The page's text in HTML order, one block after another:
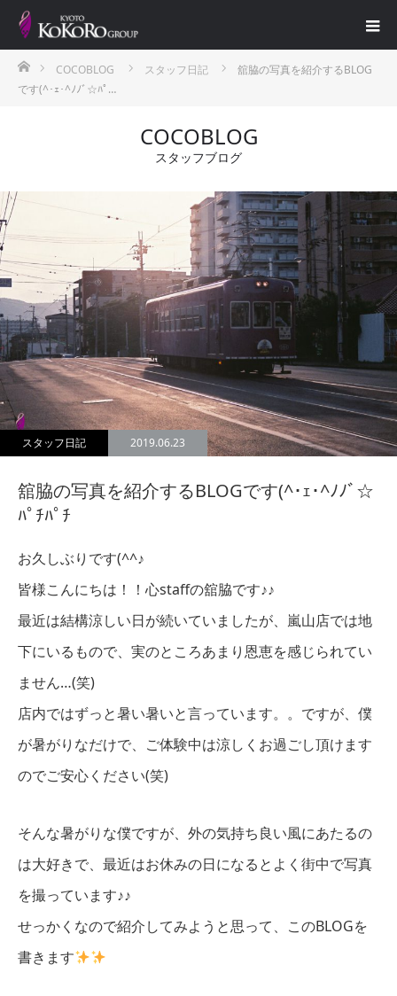
ホームCOCOBLOG スタッフ日記
舘脇の写真を紹介するBLOG
です(^･ｪ･^ﾉﾉﾞ☆ﾊﾟ…
COCOBLOG
スタッフブログ
スタッフ日記 2019.06.23
舘脇の写真を紹介するBLOGです(^･ｪ･^ﾉﾉﾞ☆
ﾊﾟﾁﾊﾟﾁ
お久しぶりです(^^♪
皆様こんにちは！！心staffの舘脇です♪♪
最近は結構涼しい日が続いていましたが、嵐山店では地
下にいるもので、実のところあまり恩恵を感じられてい
ません…(笑)
店内ではずっと暑い暑いと言っています。。ですが、僕
が暑がりなだけで、ご体験中は涼しくお過ごし頂けます
のでご安心ください(笑)
そんな暑がりな僕ですが、外の気持ち良い風にあたるの
は大好きで、最近はお休みの日になるとよく街中で写真
を撮っています♪♪
せっかくなので紹介してみようと思って、このBLOGを
書きます